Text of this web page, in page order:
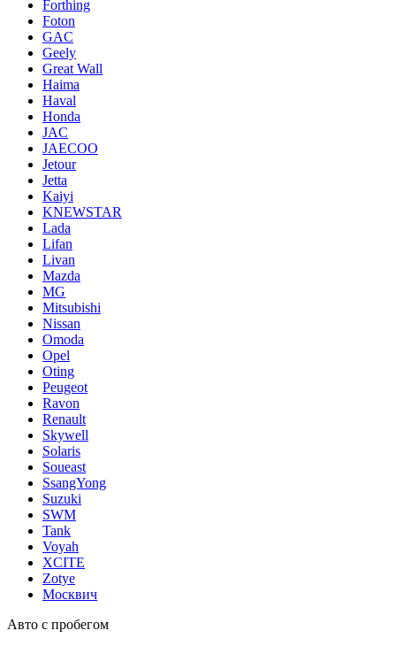
Forthing
Foton
GAC
Geely
Great Wall
Haima
Haval
Honda
JAC
JAECOO
Jetour
Jetta
Kaiyi
KNEWSTAR
Lada
Lifan
Livan
Mazda
MG
Mitsubishi
Nissan
Omoda
Opel
Oting
Peugeot
Ravon
Renault
Skywell
Solaris
Soueast
SsangYong
Suzuki
SWM
Tank
Voyah
XCITE
Zotye
Москвич
Авто с пробегом